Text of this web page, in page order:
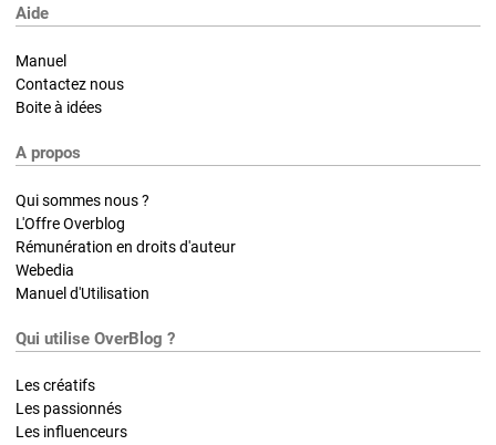
Aide
Manuel
Contactez nous
Boite à idées
A propos
Qui sommes nous ?
L'Offre Overblog
Rémunération en droits d'auteur
Webedia
Manuel d'Utilisation
Qui utilise OverBlog ?
Les créatifs
Les passionnés
Les influenceurs